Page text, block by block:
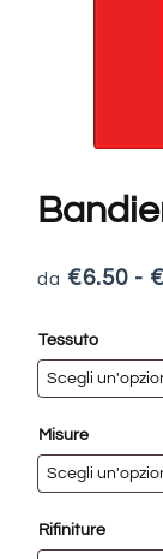
€6.50 - €
Tessuto
Misure
Rifiniture